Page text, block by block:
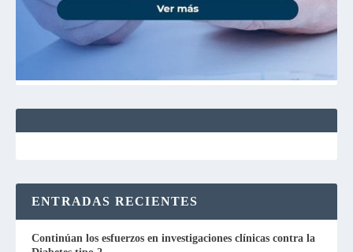
ENTRADAS RECIENTES
Continúan los esfuerzos en investigaciones clínicas contra la